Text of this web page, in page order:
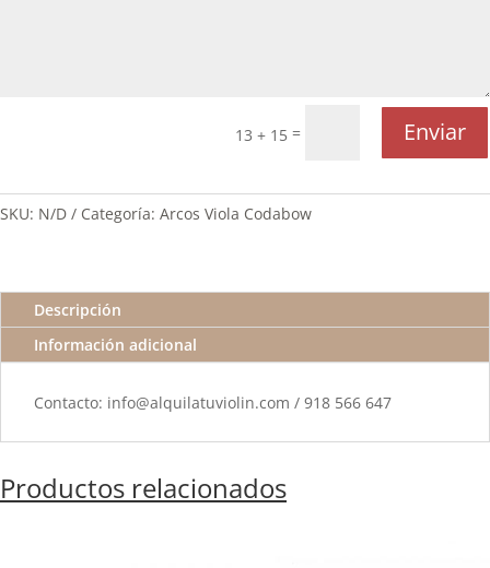
13 + 15 = Enviar
SKU: N/D Categoría: Arcos Viola Codabow
Descripción
Información adicional
Contacto: info@alquilatuviolin.com / 918 566 647
Productos relacionados